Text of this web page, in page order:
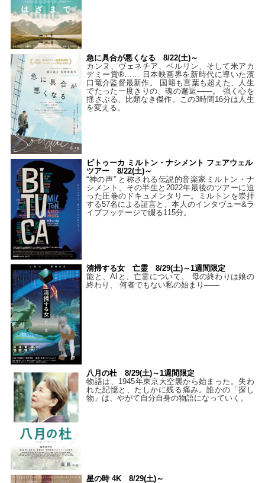
急に具合が悪くなる 8/22(土)～
カンヌ、ヴェネチア、ベルリン、そして米アカ
デミー賞®…… 日本映画界を新時代に導いた濱
口竜介監督最新作。 国籍も言葉も超えた、人生
でたった一度きりの、魂の邂逅――。 強く心を
揺さぶる、比類なき傑作。この3時間16分は人生
を変える。
ビトゥーカ ミルトン・ナシメント フェアウェル
ツアー 8/22(土)～
“神の声” と称される伝説的音楽家ミルトン・ナ
シメント、その半生と2022年最後のツアーに迫
った圧巻のドキュメンタリー。ミルトンを崇拝
する57名による証言と、本人のインタヴュー&ラ
イブフッテージで綴る115分。
清掃する女 亡霊 8/29(土)～1週間限定
能と、AIと、亡霊について。 母の終わりは娘の
終わり、 何者でもない私の始まり――
八月の杜 8/29(土)～1週間限定
物語は、1945年東京大空襲から始まった。失わ
れた記憶と、たしかに残る痛み。誰かの「探し
物」は、やがて自分自身の物語になっていく。
星の時 4K 8/29(土)～